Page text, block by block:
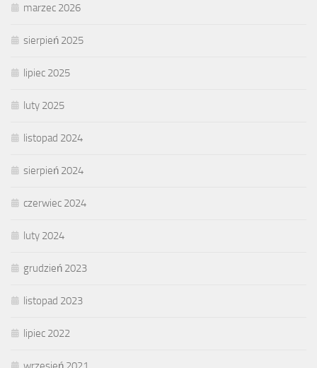
marzec 2026
sierpień 2025
lipiec 2025
luty 2025
listopad 2024
sierpień 2024
czerwiec 2024
luty 2024
grudzień 2023
listopad 2023
lipiec 2022